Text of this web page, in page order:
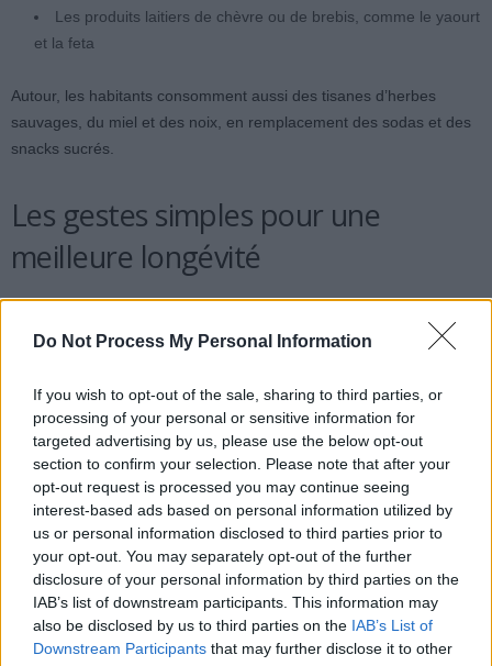
Do Not Process My Personal Information
If you wish to opt-out of the sale, sharing to third parties, or
processing of your personal or sensitive information for
targeted advertising by us, please use the below opt-out
section to confirm your selection. Please note that after your
opt-out request is processed you may continue seeing
interest-based ads based on personal information utilized by
us or personal information disclosed to third parties prior to
your opt-out. You may separately opt-out of the further
disclosure of your personal information by third parties on the
IAB’s list of downstream participants. This information may
also be disclosed by us to third parties on the IAB’s List of
Downstream Participants that may further disclose it to other
Les produits laitiers de chèvre ou de brebis, comme le yaourt
et la feta
Autour, les habitants consomment aussi des tisanes d’herbes
sauvages, du miel et des noix, en remplacement des sodas et des
snacks sucrés.
Les gestes simples pour une
meilleure longévité
selon Aufeminin et d’autres synthèses :
Remplir environ 80 % de son assiette de végétaux
Pratiquer au moins 30 minutes d’activité physique chaque
jour
Prendre de vraies pauses, comme la sieste, une tisane ou
une marche lente
Éviter de vieillir seul, en partageant les repas et en
maintenant un réseau de soutien